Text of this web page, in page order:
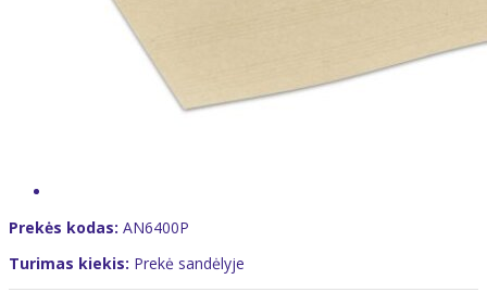
Prekės kodas: AN6400P
Turimas kiekis: Prekė sandėlyje